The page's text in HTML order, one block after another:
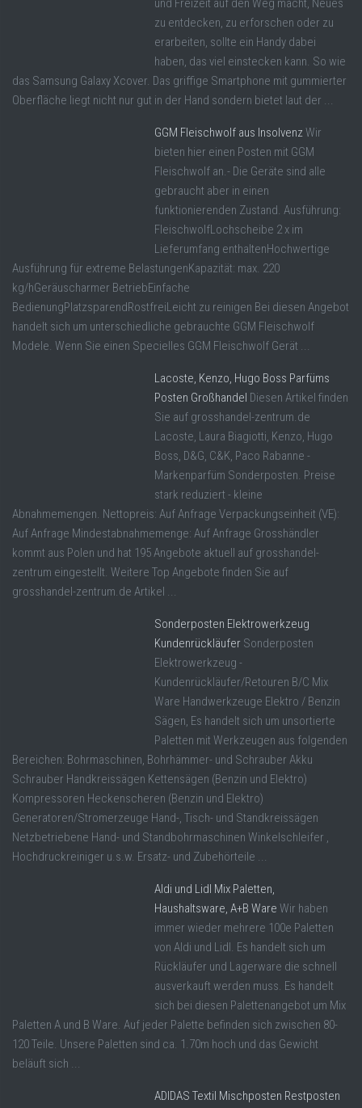
und Freizeit auf den Weg macht, Neues
zu entdecken, zu erforschen oder zu
erarbeiten, sollte ein Handy dabei
haben, das viel einstecken kann. So wie
das Samsung Galaxy Xcover. Das griffige Smartphone mit gummierter
Oberfläche liegt nicht nur gut in der Hand sondern bietet laut der ...
GGM Fleischwolf aus InsolvenzWir
bieten hier einen Posten mit GGM
Fleischwolf an.- Die Geräte sind alle
gebraucht aber in einen
funktionierenden Zustand. Ausführung:
FleischwolfLochscheibe 2 x im
Lieferumfang enthaltenHochwertige
Ausführung für extreme BelastungenKapazität: max. 220
kg/hGeräuscharmer BetriebEinfache
BedienungPlatzsparendRostfreiLeicht zu reinigen Bei diesen Angebot
handelt sich um unterschiedliche gebrauchte GGM Fleischwolf
Modele. Wenn Sie einen Specielles GGM Fleischwolf Gerät ...
Lacoste, Kenzo, Hugo Boss Parfüms
Posten Großhandel Diesen Artikel finden
Sie auf grosshandel-zentrum.de
Lacoste, Laura Biagiotti, Kenzo, Hugo
Boss, D&G, C&K, Paco Rabanne -
Markenparfüm Sonderposten. Preise
stark reduziert - kleine
Abnahmemengen. Nettopreis: Auf Anfrage Verpackungseinheit (VE):
Auf Anfrage Mindestabnahmemenge: Auf Anfrage Grosshändler
kommt aus Polen und hat 195 Angebote aktuell auf grosshandel-
zentrum eingestellt. Weitere Top Angebote finden Sie auf
grosshandel-zentrum.de Artikel ...
Sonderposten Elektrowerkzeug
Kundenrückläufer Sonderposten
Elektrowerkzeug -
Kundenrückläufer/Retouren B/C Mix
Ware Handwerkzeuge Elektro / Benzin
Sägen, Es handelt sich um unsortierte
Paletten mit Werkzeugen aus folgenden
Bereichen: Bohrmaschinen, Bohrhämmer- und Schrauber Akku
Schrauber Handkreissägen Kettensägen (Benzin und Elektro)
Kompressoren Heckenscheren (Benzin und Elektro)
Generatoren/Stromerzeuge Hand-, Tisch- und Standkreissägen
Netzbetriebene Hand- und Standbohrmaschinen Winkelschleifer ,
Hochdruckreiniger u.s.w. Ersatz- und Zubehörteile ...
Aldi und Lidl Mix Paletten,
Haushaltsware, A+B Ware Wir haben
immer wieder mehrere 100e Paletten
von Aldi und Lidl. Es handelt sich um
Rückläufer und Lagerware die schnell
ausverkauft werden muss. Es handelt
sich bei diesen Palettenangebot um Mix
Paletten A und B Ware. Auf jeder Palette befinden sich zwischen 80-
120 Teile. Unsere Paletten sind ca. 1.70m hoch und das Gewicht
beläuft sich ...
ADIDAS Textil Mischposten Restposten